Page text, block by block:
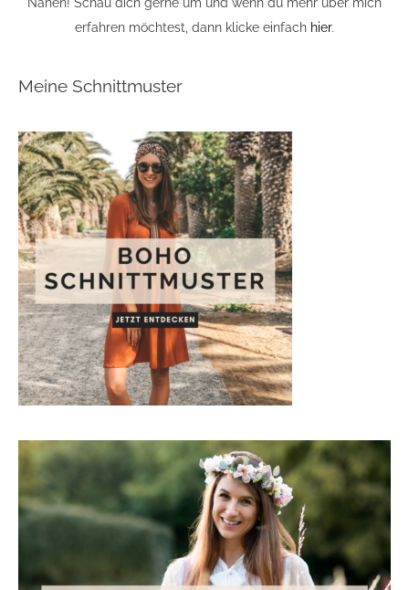
Nähen! Schau dich gerne um und wenn du mehr über mich
erfahren möchtest, dann klicke einfach hier.
Meine Schnittmuster